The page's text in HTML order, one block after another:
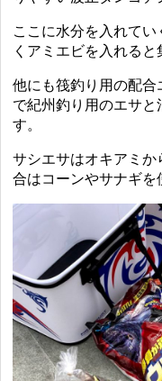
ここに水分を入れて
くアミエビを入れると
他にも筏釣り用の配
で紀州釣り用のエサと
す。
サシエサはオキアミ
合はコーンやサナギを